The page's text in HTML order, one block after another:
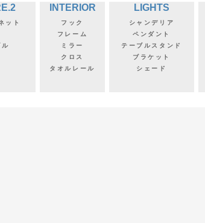
ット
ル
INTERIOR
フック
フレーム
ミラー
クロス
タオルレール
LIGHTS
シャンデリア
ペンダント
テーブルスタンド
ブラケット
シェード